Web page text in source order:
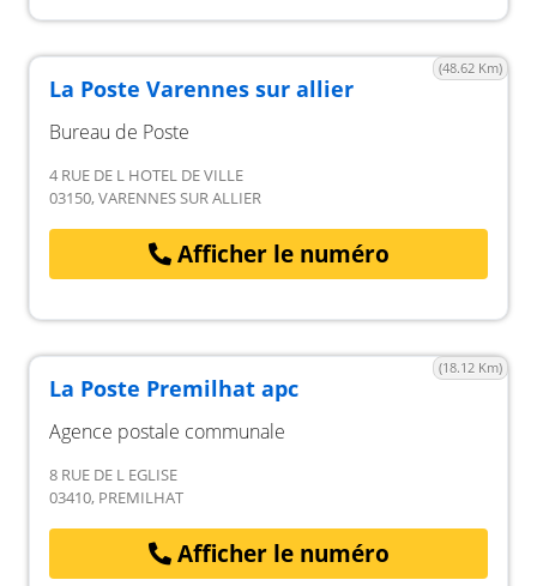
(48.62 Km)
La Poste Varennes sur allier
Bureau de Poste
4 RUE DE L HOTEL DE VILLE
03150, VARENNES SUR ALLIER
Afficher le numéro
(18.12 Km)
La Poste Premilhat apc
Agence postale communale
8 RUE DE L EGLISE
03410, PREMILHAT
Afficher le numéro